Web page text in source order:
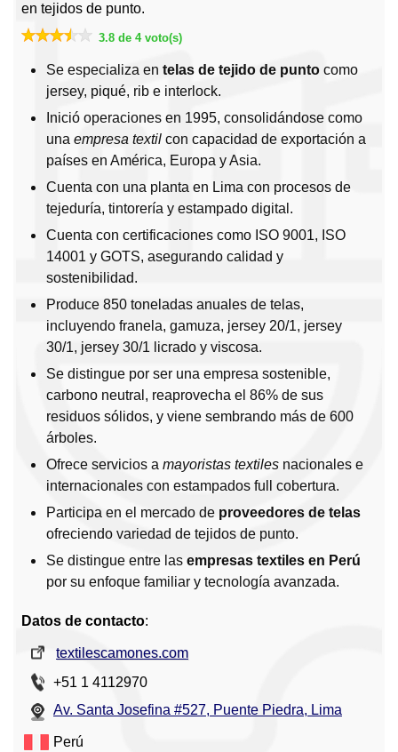
en tejidos de punto.
3.8 de 4 voto(s)
Se especializa en telas de tejido de punto como
jersey, piqué, rib e interlock.
Inició operaciones en 1995, consolidándose como
una empresa textil con capacidad de exportación a
países en América, Europa y Asia.
Cuenta con una planta en Lima con procesos de
tejeduría, tintorería y estampado digital.
Cuenta con certificaciones como ISO 9001, ISO
14001 y GOTS, asegurando calidad y
sostenibilidad.
Produce 850 toneladas anuales de telas,
incluyendo franela, gamuza, jersey 20/1, jersey
30/1, jersey 30/1 licrado y viscosa.
Se distingue por ser una empresa sostenible,
carbono neutral, reaprovecha el 86% de sus
residuos sólidos, y viene sembrando más de 600
árboles.
Ofrece servicios a mayoristas textiles nacionales e
internacionales con estampados full cobertura.
Participa en el mercado de proveedores de telas
ofreciendo variedad de tejidos de punto.
Se distingue entre las empresas textiles en Perú
por su enfoque familiar y tecnología avanzada.
Datos de contacto:
textilescamones.com
+51 1 4112970
Av. Santa Josefina #527, Puente Piedra, Lima
Perú